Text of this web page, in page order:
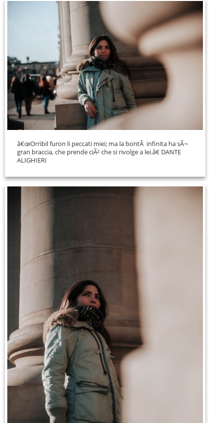
â€œOrribil furon li peccati miei; ma la bontÃ infinita ha sÃ¬
gran braccia, che prende ciÃ² che si rivolge a lei.â€ DANTE
ALIGHIERI